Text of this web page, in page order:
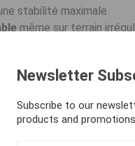
stabilité maximale
même sur terrain
robuste
réglablespour toutes
techniques
Newsletter
Subscribe to our
products and promotions